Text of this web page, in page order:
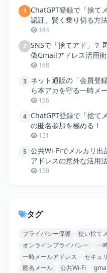
1
ChatGPT登録で「捨て
認証、賢く乗り切る方
184
2 SNSで「捨てアド」？
偽Gmailアドレス活用術
168
3 ネット通販の「会員登
ら本アカを守る一時メ
156
4 ChatGPT登録で「捨て
の匿名参加を極める！
151
5 公共Wi-Fiでメルカリ出
アドレスの意外な活用
150
タグ
プライバシー保護 使い捨て
オンラインプライバシー
一
一時メールアドレス
セキュ
匿名メール
公共Wi-Fi